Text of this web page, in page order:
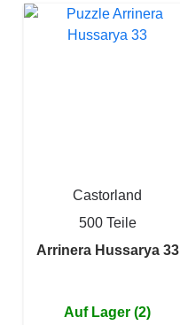
Castorland
500 Teile
Arrinera Hussarya 33
Auf Lager (2)